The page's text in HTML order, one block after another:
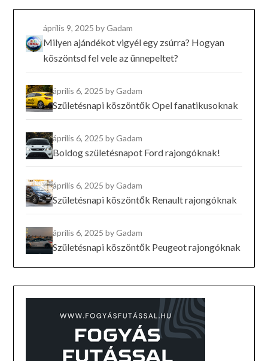
április 9, 2025 by Gadam
Milyen ajándékot vigyél egy zsúrra? Hogyan
köszöntsd fel vele az ünnepeltet?
április 6, 2025by Gadam
Születésnapi köszöntők Opel fanatikusoknak
április 6, 2025by Gadam
Boldog születésnapot Ford rajongóknak!
április 6, 2025by Gadam
Születésnapi köszöntők Renault rajongóknak
április 6, 2025by Gadam
Születésnapi köszöntők Peugeot rajongóknak